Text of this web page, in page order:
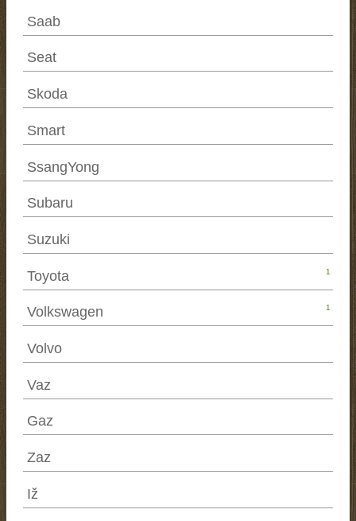
Saab
Seat
Skoda
Smart
SsangYong
Subaru
Suzuki
Toyota 1
Volkswagen 1
Volvo
Vaz
Gaz
Zaz
Iž